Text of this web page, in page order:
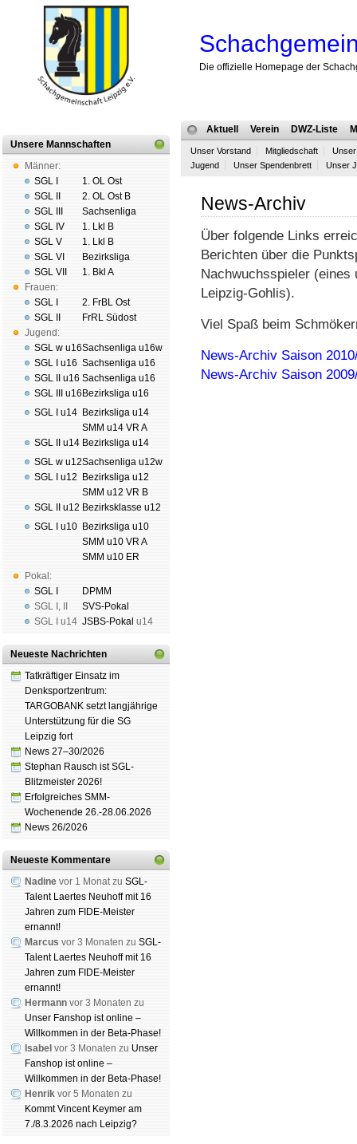
Die offizielle Homepage der
Unsere Mannschaften
Männer:
SGL I
SGL II
SGL III
SGL IV
SGL V
SGL VI
SGL VII
Frauen:
SGL I
SGL II
Jugend:
SGL w u16
SGL I u16
SGL II u16
SGL III u16
SGL I u14
SGL II u14
SGL w u12
SGL I u12
SGL II u12
SGL I u10
Pokal:
SGL I
SGL I ,
SGL I
u14
1. OL Ost
2. OL Ost B
Sachsenliga
1. Lkl B
1. Lkl B
Bezirksliga
1. Bkl A
2. FrBL Ost
FrRL Südost
Sachsenliga u16w
Sachsenliga u16
Sachsenliga u16
Bezirksliga u16
Bezirksliga u14
SMM u14 VR A
Bezirksliga u14
Sachsenliga u12w
Bezirksliga u12
SMM u12 VR B
Bezirksklasse u12
Bezirksliga u10
SMM u10 VR A
SMM u10 ER
DPMM
SVS-Pokal
JSBS-Pokal u14
Neueste Nachrichten
Tatkräftiger Einsatz im
Denksportzentrum:
TARGOBANK setzt langjährige
Unterstützung für die SG
Leipzig fort
News 27–30/2026
Stephan Rausch ist SGL-
Blitzmeister 2026!
Erfolgreiches SMM-
Wochenende 26.-28.06.2026
News 26/2026
Neueste Kommentare
Nadine vor 1 Monat zu SGL-
Talent Laertes Neuhoff mit 16
Jahren zum FIDE-Meister
ernannt!
Marcus vor 3 Monaten zu SGL-
Talent Laertes Neuhoff mit 16
Jahren zum FIDE-Meister
ernannt!
Hermann vor 3 Monaten zu
Unser Fanshop ist online –
Willkommen in der Beta-Phase!
Isabel vor 3 Monaten zu Unser
Fanshop ist online –
Willkommen in der Beta-Phase!
Henrik vor 5 Monaten zu
Kommt Vincent Keymer am
7./8.3.2026 nach Leipzig?
Aktuell Verein DWZ-Liste
Unser Vorstand Mitgliedschaft
Unser
Jugend
Unser Spendenbrett Unser
News-Archiv
Über folgende Links
Berichten über die
Nachwuchsspieler (eines
Leipzig-Gohlis).
Viel Spaß beim
News-Archiv Saison
News-Archiv Saison